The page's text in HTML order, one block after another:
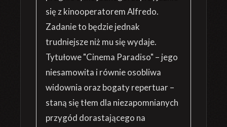
się z kinooperatorem Alfredo.
Zadanie to będzie jednak
trudniejsze niż mu się wydaje.
Tytułowe "Cinema Paradiso" – jego
niesamowita i równie osobliwa
widownia oraz bogaty repertuar –
staną się tłem dla niezapomnianych
przygód dorastającego na